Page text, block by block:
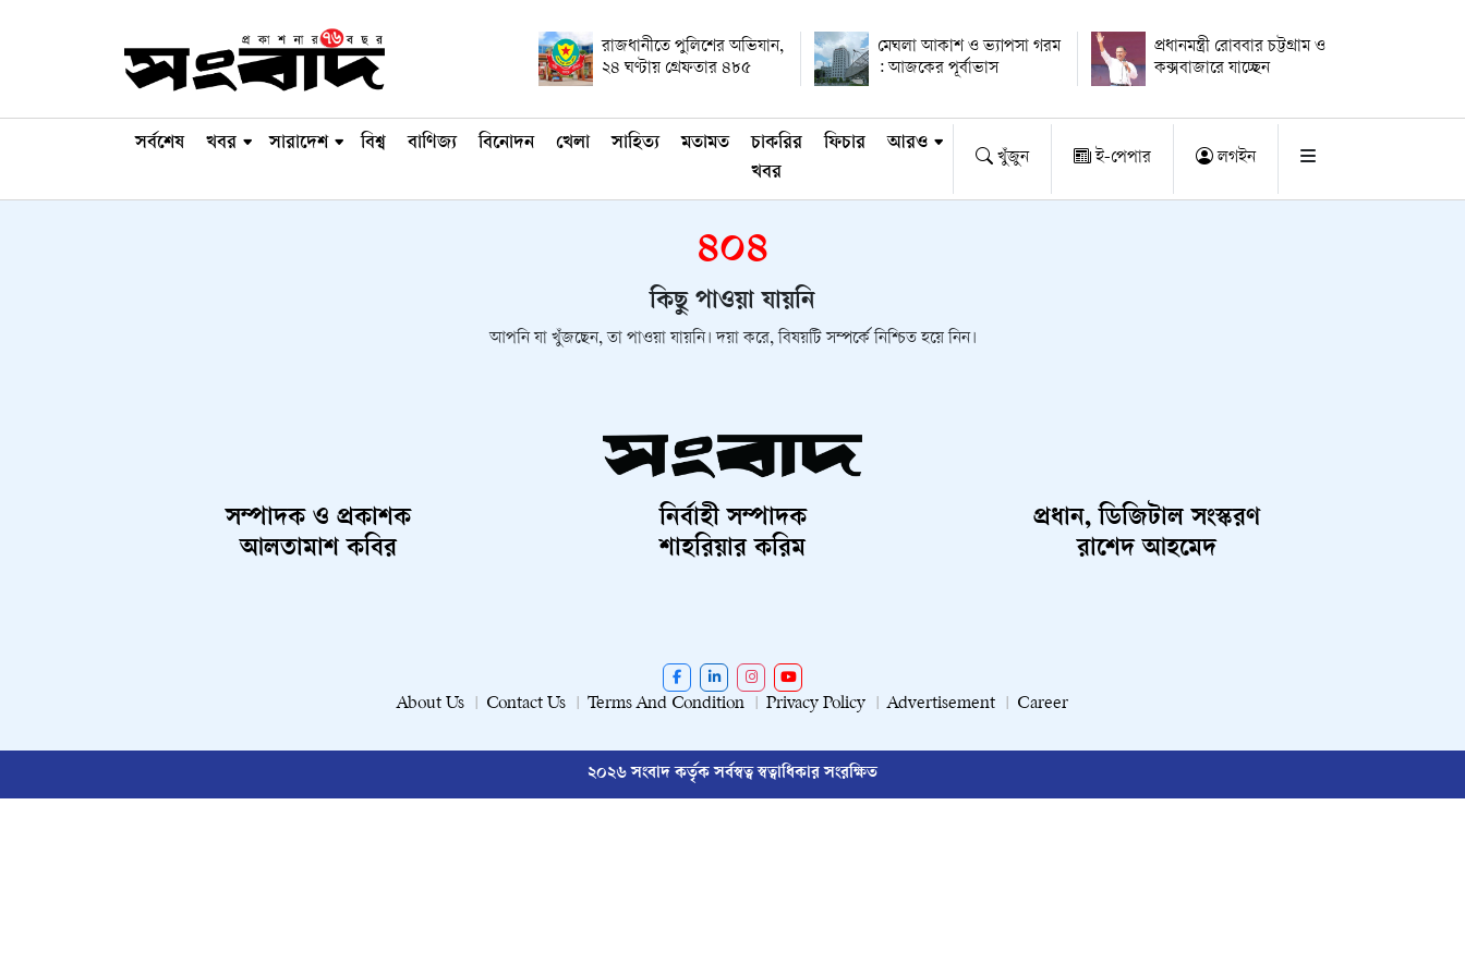
রাজধানীতে পুলিশের অভিযান,
২৪ ঘণ্টায় গ্রেফতার ৪৮৫
মেঘলা আকাশ ও ভ্যাপসা গরম
: আজকের পূর্বাভাস
প্রধানমন্ত্রী রোববার চট্টগ্রাম ও
কক্সবাজারে যাচ্ছেন
সর্বশেষ খবর সারাদেশ বিশ্ব বাণিজ্য বিনোদন খেলা সাহিত্য মতামত
চাকরির
খবর
ফিচার আরও
খুঁজুন ই-পেপার লগইন
৪০৪
কিছু পাওয়া যায়নি
আপনি যা খুঁজছেন, তা পাওয়া যায়নি। দয়া করে, বিষয়টি সম্পর্কে নিশ্চিত হয়ে নিন।
সম্পাদক ও প্রকাশক
আলতামাশ কবির
নির্বাহী সম্পাদক
শাহরিয়ার করিম
প্রধান, ডিজিটাল সংস্করণ
রাশেদ আহমেদ
About Us Contact Us Terms And Condition Privacy Policy Advertisement Career
২০২৬ সংবাদ কর্তৃক সর্বস্বত্ব স্বত্বাধিকার সংরক্ষিত